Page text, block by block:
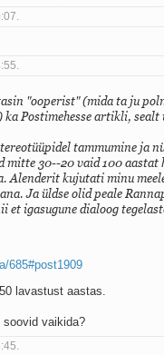
"ooperist" (mida ta ju
ka Postimehesse artikli,
tammumine ja
mitte 30--20 vaid 100 aastat
Alenderit kujutati minu
Ja üldse olid peale
et igasugune dialoog
685#post1909
lavastust aastas.
soovid vaikida?